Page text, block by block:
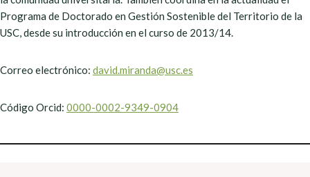
Programa de Doctorado en Gestión Sostenible del Territorio de la
USC, desde su introducción en el curso de 2013/14.
Correo electrónico: david.miranda@usc.es
Código Orcid: 0000-0002-9349-0904